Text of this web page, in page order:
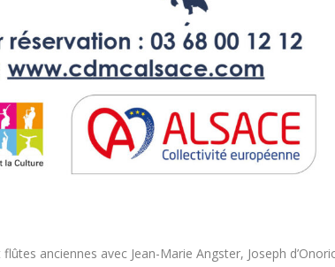
anciennes avec Jean-Marie Angster, Joseph